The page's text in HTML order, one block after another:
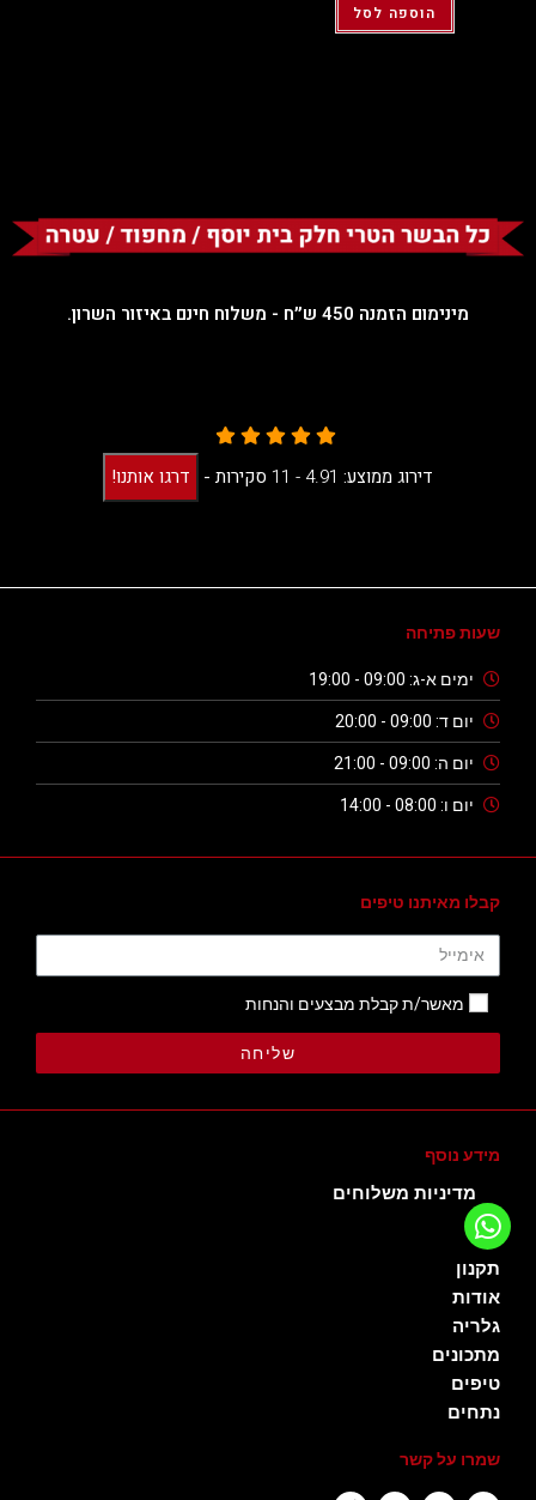
הוספה לסל
מינימום הזמנה 450 ש״ח - משלוח חינם באיזור השרון.
דירוג ממוצע: 4.91 -
11 סקירות - דרגו אותנו!
שעות פתיחה
ימים א-ג: 09:00 - 19:00
יום ד: 09:00 - 20:00
יום ה: 09:00 - 21:00
יום ו: 08:00 - 14:00
קבלו מאיתנו טיפים
מאשר/ת קבלת מבצעים והנחות
שליחה
מידע נוסף
מדיניות משלוחים
תקנון
אודות
גלריה
מתכונים
טיפים
נתחים
שמרו על קשר